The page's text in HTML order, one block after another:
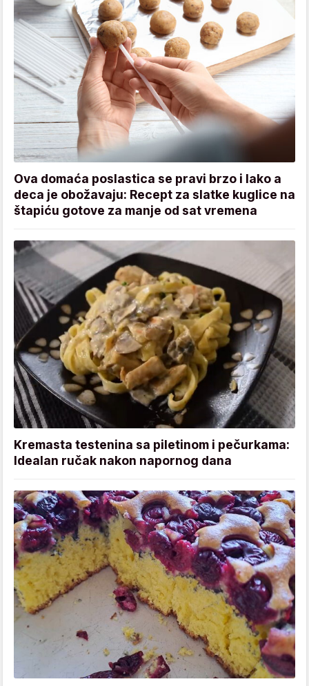
Ova domaća poslastica se pravi brzo i lako a
deca je obožavaju: Recept za slatke kuglice na
štapiću gotove za manje od sat vremena
Kremasta testenina sa piletinom i pečurkama:
Idealan ručak nakon napornog dana